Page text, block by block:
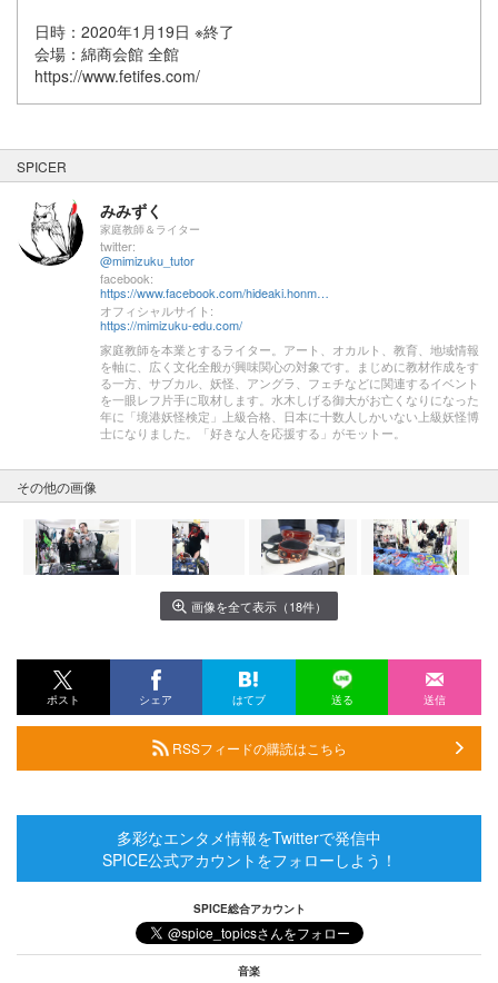
日時：2020年1月19日 ※終了
会場：綿商会館 全館
https://www.fetifes.com/
SPICER
みみずく
家庭教師＆ライター
twitter:
@mimizuku_tutor
facebook:
https://www.facebook.com/hideaki.honma.90
オフィシャルサイト:
https://mimizuku-edu.com/
家庭教師を本業とするライター。アート、オカルト、教育、地域情報
を軸に、広く文化全般が興味関心の対象です。まじめに教材作成をす
る一方、サブカル、妖怪、アングラ、フェチなどに関連するイベント
を一眼レフ片手に取材します。水木しげる御大がお亡くなりになった
年に「境港妖怪検定」上級合格、日本に十数人しかいない上級妖怪博
士になりました。「好きな人を応援する」がモットー。
その他の画像
画像を全て表示（18件）
ポスト シェア はてブ 送る 送信
RSSフィードの購読はこちら
多彩なエンタメ情報をTwitterで発信中
SPICE公式アカウントをフォローしよう！
SPICE総合アカウント
音楽